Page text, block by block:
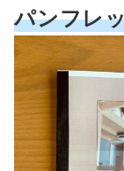
パンフレ